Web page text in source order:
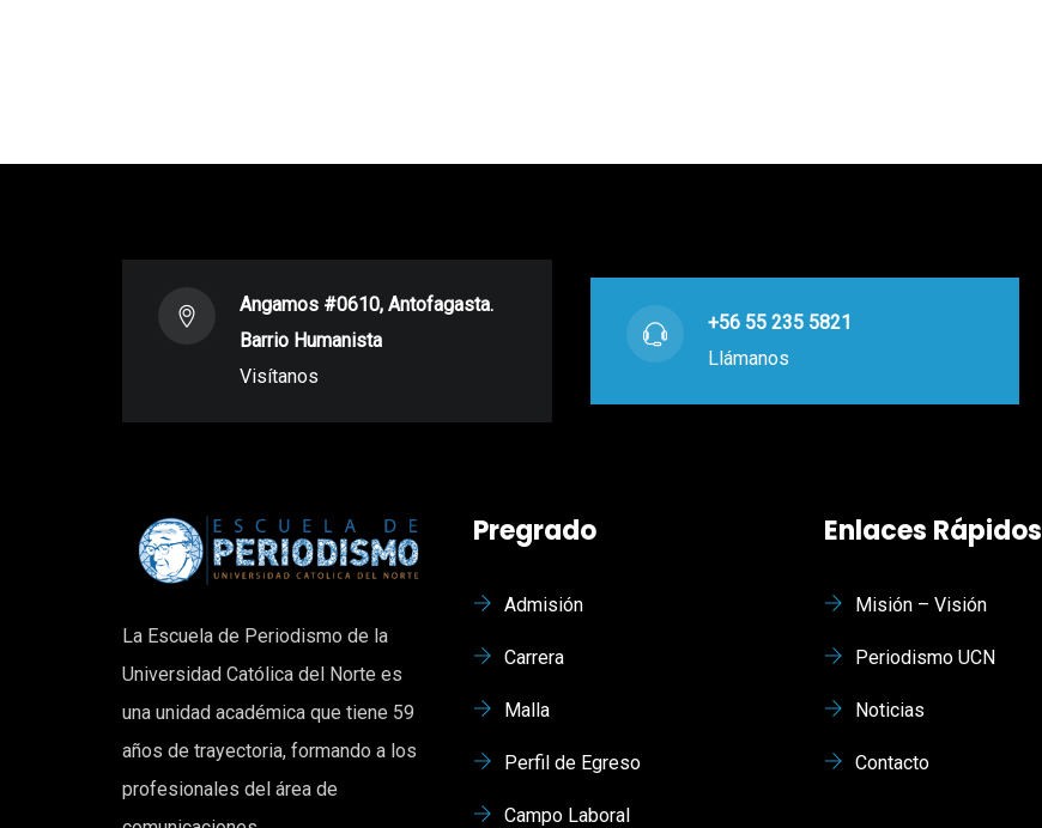
Angamos #0610, Antofagasta.
Barrio Humanista
Visítanos
+56 55 235 5821
Llámanos
La Escuela de Periodismo de la
Universidad Católica del Norte es
una unidad académica que tiene 59
años de trayectoria, formando a los
profesionales del área de
Pregrado
Admisión
Carrera
Malla
Perfil de Egreso
Campo Laboral
Enlaces Rápidos
Misión – Visión
Periodismo UCN
Noticias
Contacto